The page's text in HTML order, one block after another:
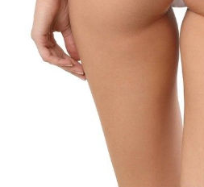
Jak złożyć zamówienie
POWIADOM MNIE O DOSTĘPNOŚCI
ПОЛУЧИТЬ ПО EMAIL
darmowa od 99 zł
czas dostawy: 1-2 dni robocze
Paczkomaty InPost 24/7,
czas dostawy: 1-2 dni robocze
w sklepie Conte (Łodz)